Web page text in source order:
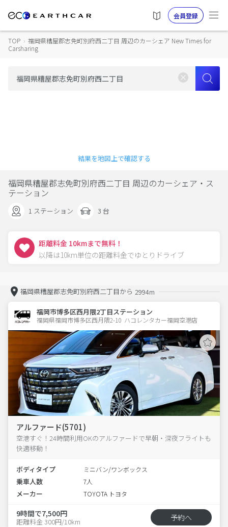
会員登録
TOP › 福岡県糟屋郡志免町別府西二丁目 周辺のカーシェア New Times for
Carsharing
結果を地図上で確認する
福岡県糟屋郡志免町別府西二丁目 周辺のカーシェア・ス
テーション
1 ステーション 3 台
距離料金 10kmまで無料！
以降は10km単位の距離料金でゆとりドライブ
福岡県糟屋郡志免町別府西二丁目から 2994m
福岡市博多区西月隈2丁目ステーション
福岡県福岡市博多区西月隈2-10  ハコレンタカー福岡空港店
アルファード(5701)
空港すぐ！24時間利用OKのアルファードで早朝・深夜フライトも
快適移動！
ボディタイプ ミニバン/ワンボックス
乗車人数 7人
メーカー TOYOTA トヨタ
9時間で7,500円
距離料金 300円/10km 予約へ